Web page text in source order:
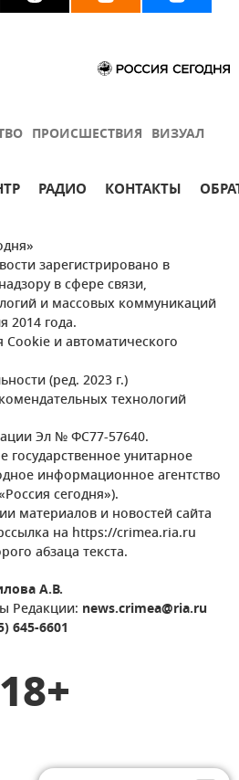
ПРОИСШЕСТВИЯ ВИЗУАЛ
РАДИО КОНТАКТЫ
зарегистрировано в
в сфере связи,
и массовых коммуникаций
2014 года.
и автоматического
(ред. 2023 г.)
технологий
Эл № ФС77-57640.
государственное унитарное
информационное агентство
сегодня»).
материалов и новостей сайта
на https://crimea.ria.ru
абзаца текста.
А.В.
Редакции: news.crimea@ria.ru
645-6601
18+